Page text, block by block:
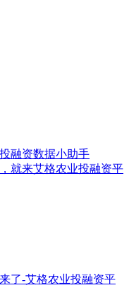
融资数据小助手
就来艾格农业投融资平